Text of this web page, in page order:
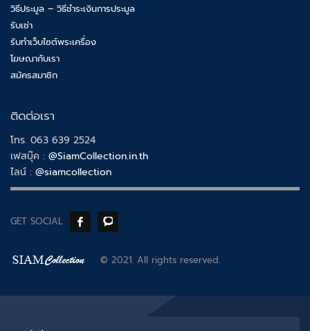
วิธีประมูล – วิธีชำระเงินการประมูล
รับเช่า
รับทำเว็บไซต์พระเครื่อง
โฆษณากับเรา
สมัครสมาชิก
ติดต่อเรา
โทร. 063 639 2524
เฟสบุ๊ค : @SiamCollection.in.th
ไลน์ : @siamcollection
GET SOCIAL
© 2021. All rights reserved.